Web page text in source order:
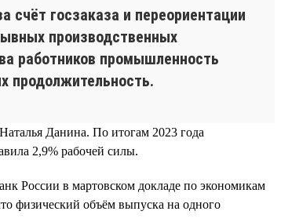
счёт госзаказа и переориентации
производственных
работников промышленность
продолжительность.
Данина. По итогам 2023 года
2,9% рабочей силы.
России в мартовском докладе по экономикам
физический объём выпуска на одного